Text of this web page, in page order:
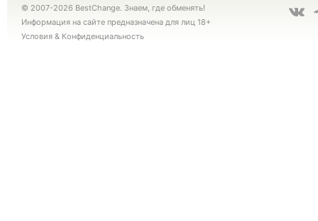
© 2007-2026 BestChange. Знаем, где обменять!
Информация на сайте предназначена для лиц 18+
Условия & Конфиденциальность